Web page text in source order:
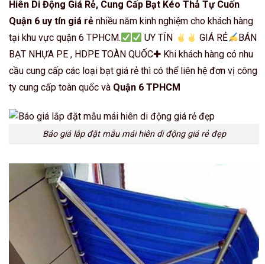
Hiên Di Động Giá Rẻ, Cung Cấp Bạt Kéo Thả Tự Cuốn
Quận 6 uy tín giá rẻ nhiều năm kinh nghiệm cho khách hàng
tại khu vực quận 6 TPHCM.
UY TÍN GIÁ RẺ
BÁN
BẠT NHỰA PE , HDPE TOÀN QUỐC✚ Khi khách hàng có nhu
cầu cung cấp các loại bạt giá rẻ thì có thể liên hệ đơn vị công
ty cung cấp toàn quốc và Quận 6 TPHCM
Báo giá lắp đặt mẫu mái hiên di động giá rẻ đẹp